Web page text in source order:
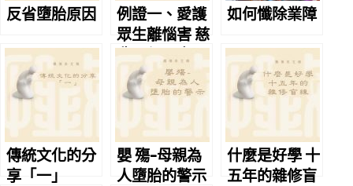
反省墮胎原因
例證一、愛護
眾生離惱害 慈
悲心行福壽長
如何懺除業障
傳統文化的分
享「一」
嬰 殤-母親為
人墮胎的警示
什麼是好學 十
五年的雜修盲